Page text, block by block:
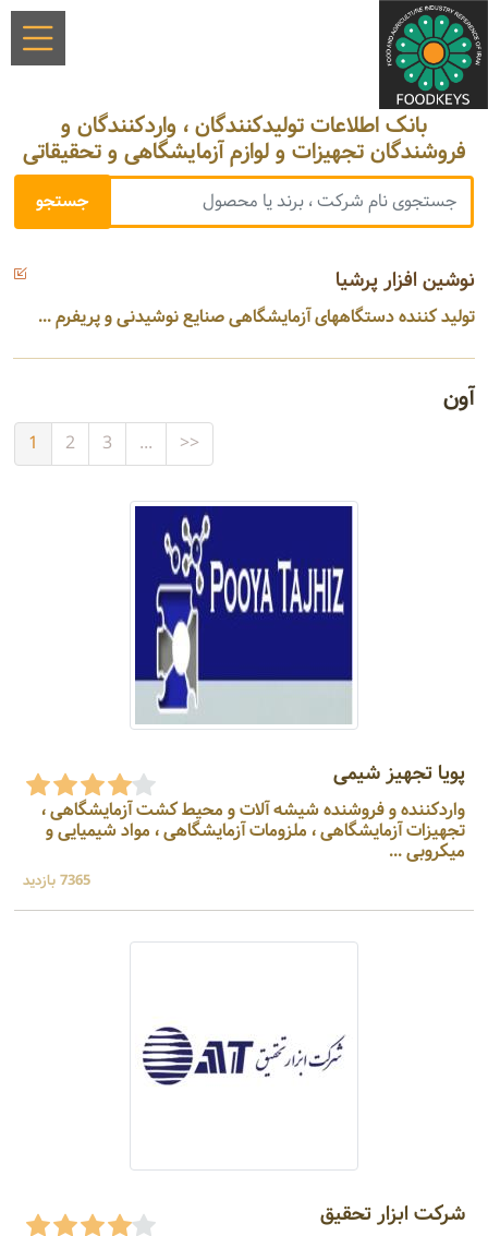
بانک اطلاعات تولیدکنندگان ، واردکنندگان و
فروشندگان تجهیزات و لوازم آزمایشگاهی و تحقیقاتی
نوشین افزار پرشیا
تولید کننده دستگاههای آزمایشگاهی صنایع نوشیدنی و پریفرم ...
آون
1 2 3 ... >>
پویا تجهیز شیمی
واردکننده و فروشنده شیشه آلات و محیط کشت آزمایشگاهی ،
تجهیزات آزمایشگاهی ، ملزومات آزمایشگاهی ، مواد شیمیایی و
میکروبی ...
7365 بازدید
شرکت ابزار تحقیق